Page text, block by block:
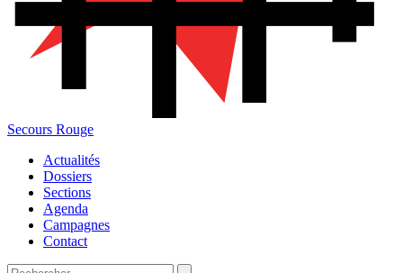
Secours Rouge
Actualités
Dossiers
Sections
Agenda
Campagnes
Contact